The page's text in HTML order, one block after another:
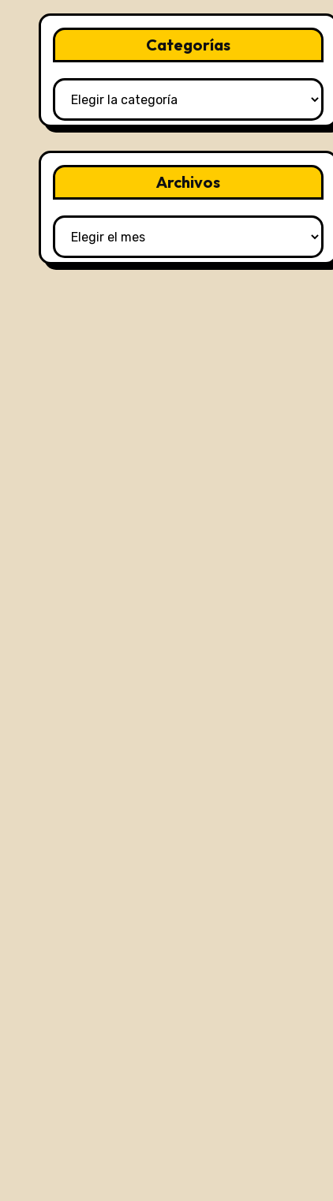
Categorías
Categorías
Archivos
Archivos